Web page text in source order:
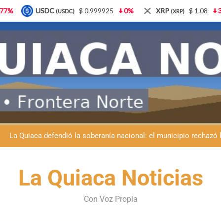
Día del Niño en La Quiaca: el municipio prepara una gran
La Quiaca despide a Luis Barea: el
La Quiaca defendió la soberanía nacional: el municipio
Álvarez recibió el Premio San Salvador: La Quiaca
Día del Niño en La Quiaca: el municipio prepara una gran
La Quiaca despide a Luis Barea: el
La Quiaca Noticias
Con Voz Propia
0.999925 0% XRP(XRP) $ 1.08 3.87% Solana(SOL)